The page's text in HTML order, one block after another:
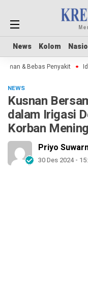
News Kolom
News Kolom
& Bebas Penyakit Idul
NEWS
Kusnan
dalam Irigasi
Korban
Priyo
30 Des 2024 -